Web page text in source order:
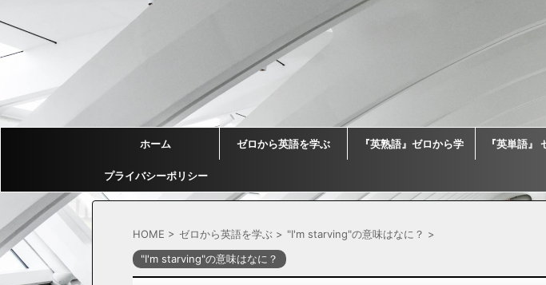
ホーム ゼロから英語を学ぶ 『英熟語』ゼロから学 『英単語』
プライバシーポリシー
HOME > ゼロから英語を学ぶ > "I'm starving"の意味はなに？ >
"I'm starving"の意味はなに？